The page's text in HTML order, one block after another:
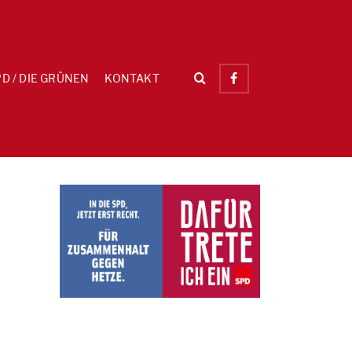
/ DIE GRÜNEN KONTAKT